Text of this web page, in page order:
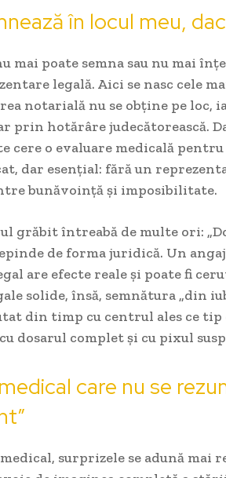
în locul meu,
mai poate semna sau nu mai
legală. Aici se nasc cele
notarială nu se obține pe loc,
prin hotărâre judecătorească.
cere o evaluare medicală
dar esențial: fără un
bunăvoință și imposibilitate.
grăbit întreabă de multe ori:
de forma juridică. Un
are efecte reale și poate fi
solide, însă, semnătura „din
din timp cu centrul ales ce tip
dosarul complet și cu pixul
care nu se
surprizele se adună mai